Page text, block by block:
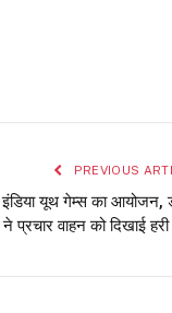
PREVIOUS
यूथ गेम्स का आयोजन,
ने प्रचार वाहन को दिखाई